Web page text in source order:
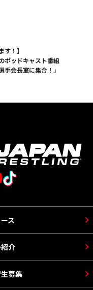
す！】
ポッドキャスト番組
手会長室に集合！」
介
ス
募集